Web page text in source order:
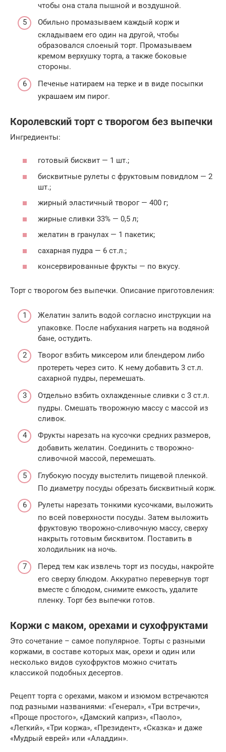
чтобы она стала пышной и воздушной.
Обильно промазываем каждый корж и
складываем его один на другой, чтобы
образовался слоеный торт. Промазываем
кремом верхушку торта, а также боковые
стороны.
Печенье натираем на терке и в виде посыпки
украшаем им пирог.
Королевский торт с творогом без выпечки
Ингредиенты:
готовый бисквит — 1 шт.;
бисквитные рулеты с фруктовым повидлом — 2
шт.;
жирный эластичный творог — 400 г;
жирные сливки 33% — 0,5 л;
желатин в гранулах — 1 пакетик;
сахарная пудра — 6 ст.л.;
консервированные фрукты — по вкусу.
Торт с творогом без выпечки. Описание приготовления:
Желатин залить водой согласно инструкции на
упаковке. После набухания нагреть на водяной
бане, остудить.
Творог взбить миксером или блендером либо
протереть через сито. К нему добавить 3 ст.л.
сахарной пудры, перемешать.
Отдельно взбить охлажденные сливки с 3 ст.л.
пудры. Смешать творожную массу с массой из
сливок.
Фрукты нарезать на кусочки средних размеров,
добавить желатин. Соединить с творожно-
сливочной массой, перемешать.
Глубокую посуду выстелить пищевой пленкой.
По диаметру посуды обрезать бисквитный корж.
Рулеты нарезать тонкими кусочками, выложить
по всей поверхности посуды. Затем выложить
фруктовую творожно-сливочную массу, сверху
накрыть готовым бисквитом. Поставить в
холодильник на ночь.
Перед тем как извлечь торт из посуды, накройте
его сверху блюдом. Аккуратно перевернув торт
вместе с блюдом, снимите емкость, удалите
пленку. Торт без выпечки готов.
Коржи с маком, орехами и сухофруктами
Это сочетание – самое популярное. Торты с разными
коржами, в составе которых мак, орехи и один или
несколько видов сухофруктов можно считать
классикой подобных десертов.
Рецепт торта с орехами, маком и изюмом встречаются
под разными названиями: «Генерал», «Три встречи»,
«Проще простого», «Дамский каприз», «Паоло»,
«Легкий», «Три коржа», «Президент», «Сказка» и даже
«Мудрый еврей» или «Аладдин».